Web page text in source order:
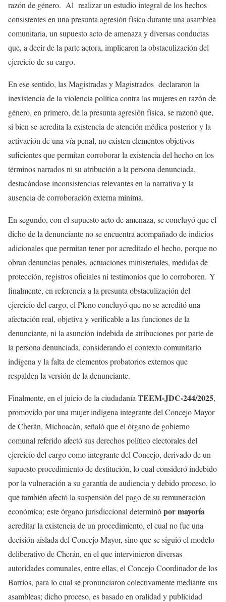
razón de género. Al realizar un estudio integral de los hechos
consistentes en una presunta agresión física durante una asamblea
comunitaria, un supuesto acto de amenaza y diversas conductas
que, a decir de la parte actora, implicaron la obstaculización del
ejercicio de su cargo.
En ese sentido, las Magistradas y Magistrados declararon la
inexistencia de la violencia política contra las mujeres en razón de
género, en primero, de la presunta agresión física, se razonó que,
si bien se acredita la existencia de atención médica posterior y la
activación de una vía penal, no existen elementos objetivos
suficientes que permitan corroborar la existencia del hecho en los
términos narrados ni su atribución a la persona denunciada,
destacándose inconsistencias relevantes en la narrativa y la
ausencia de corroboración externa mínima.
En segundo, con el supuesto acto de amenaza, se concluyó que el
dicho de la denunciante no se encuentra acompañado de indicios
adicionales que permitan tener por acreditado el hecho, porque no
obran denuncias penales, actuaciones ministeriales, medidas de
protección, registros oficiales ni testimonios que lo corroboren. Y
finalmente, en referencia a la presunta obstaculización del
ejercicio del cargo, el Pleno concluyó que no se acreditó una
afectación real, objetiva y verificable a las funciones de la
denunciante, ni la asunción indebida de atribuciones por parte de
la persona denunciada, considerando el contexto comunitario
indígena y la falta de elementos probatorios externos que
respalden la versión de la denunciante.
Finalmente, en el juicio de la ciudadanía TEEM-JDC-244/2025,
promovido por una mujer indígena integrante del Concejo Mayor
de Cherán, Michoacán, señaló que el órgano de gobierno
comunal referido afectó sus derechos político electorales del
ejercicio del cargo como integrante del Concejo, derivado de un
supuesto procedimiento de destitución, lo cual consideró indebido
por la vulneración a su garantía de audiencia y debido proceso, lo
que también afectó la suspensión del pago de su remuneración
económica; este órgano jurisdiccional determinópor mayoría
acreditar la existencia de un procedimiento, el cual no fue una
decisión aislada del Concejo Mayor, sino que se siguió el modelo
deliberativo de Cherán, en el que intervinieron diversas
autoridades comunales, entre ellas, el Concejo Coordinador de los
Barrios, para lo cual se pronunciaron colectivamente mediante sus
asambleas; dicho proceso, es basado en oralidad y publicidad